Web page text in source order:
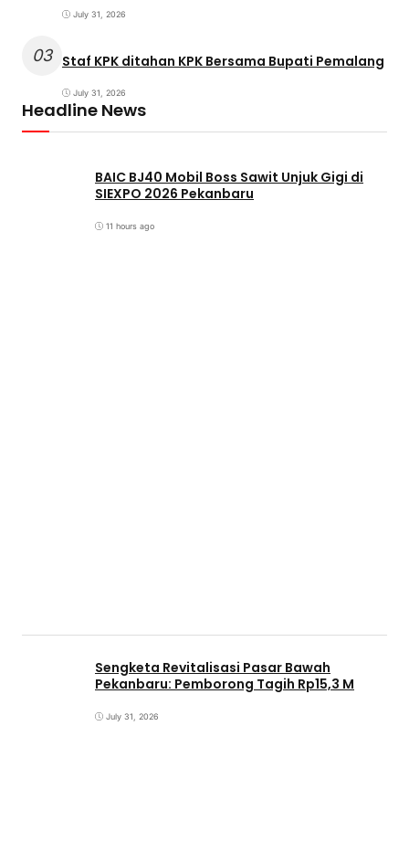
July 31, 2026
03 Staf KPK ditahan KPK Bersama Bupati Pemalang
July 31, 2026
Headline News
BAIC BJ40 Mobil Boss Sawit Unjuk Gigi di
SIEXPO 2026 Pekanbaru
11 hours ago
Sengketa Revitalisasi Pasar Bawah
Pekanbaru: Pemborong Tagih Rp15,3 M
July 31, 2026